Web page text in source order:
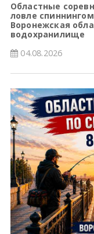
Областные
ловле спиннингом
Воронежская
водохранилище
04.08.2026